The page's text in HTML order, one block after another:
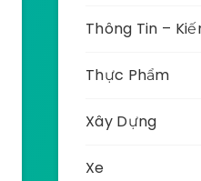
Thông Tin –
Thực Phẩm
Xây Dựng
Xe